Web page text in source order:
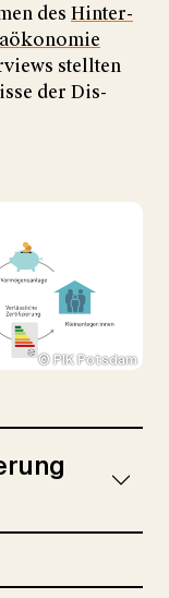
des Hinter­
stell­ten
der Dis­
Potsdam